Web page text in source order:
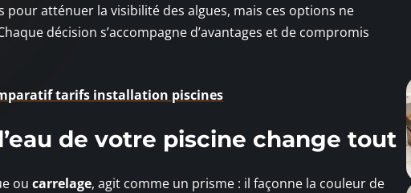
atténuer la visibilité des algues, mais ces options ne
décision s’accompagne d’avantages et de compromis
tarifs installation piscines
de votre piscine change tout
ou carrelage, agit comme un prisme : il façonne la couleur de